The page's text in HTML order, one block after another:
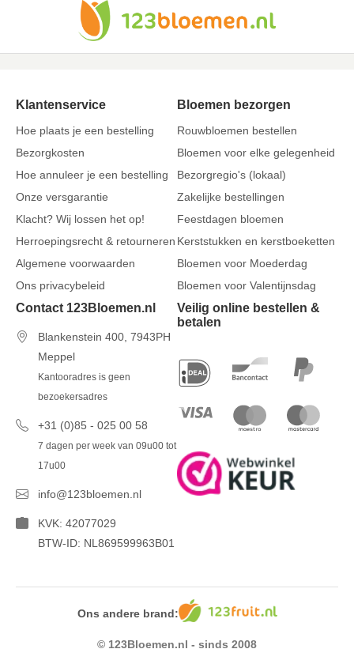
Klantenservice
Hoe plaats je een bestelling
Bezorgkosten
Hoe annuleer je een bestelling
Onze versgarantie
Klacht? Wij lossen het op!
Herroepingsrecht & retourneren
Algemene voorwaarden
Ons privacybeleid
Bloemen bezorgen
Rouwbloemen bestellen
Bloemen voor elke gelegenheid
Bezorgregio's (lokaal)
Zakelijke bestellingen
Feestdagen bloemen
Kerststukken en kerstboeketten
Bloemen voor Moederdag
Bloemen voor Valentijnsdag
Contact 123Bloemen.nl
Blankenstein 400, 7943PH
Meppel
Kantooradres is geen
bezoekersadres
+31 (0)85 - 025 00 58
7 dagen per week van 09u00 tot
17u00
info@123bloemen.nl
KVK: 42077029
BTW-ID: NL869599963B01
Veilig online bestellen &
betalen
Ons andere brand:
© 123Bloemen.nl - sinds 2008